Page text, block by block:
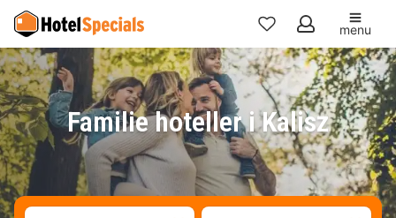
Mine
favoritter
menu
Familie hoteller i Kalisz